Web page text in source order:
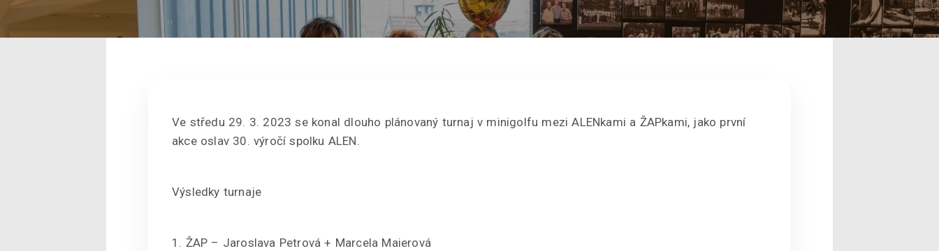
Ve středu 29. 3. 2023 se konal dlouho plánovaný turnaj v minigolfu mezi ALENkami a ŽAPkami, jako první
akce oslav 30. výročí spolku ALEN.
Výsledky turnaje
1. ŽAP – Jaroslava Petrová + Marcela Maierová